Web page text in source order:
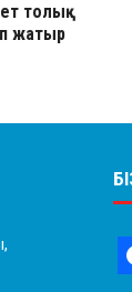
толық
жатыр